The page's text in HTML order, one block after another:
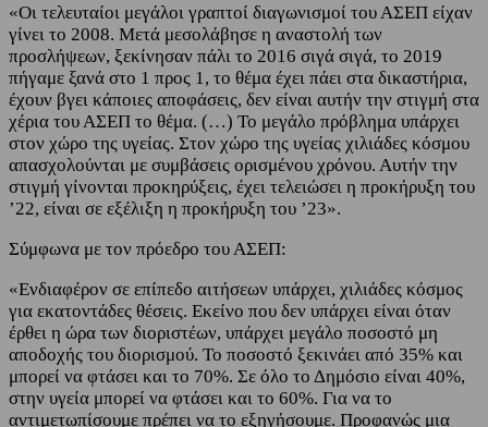
«Οι τελευταίοι μεγάλοι γραπτοί διαγωνισμοί του ΑΣΕΠ είχαν
γίνει το 2008. Μετά μεσολάβησε η αναστολή των
προσλήψεων, ξεκίνησαν πάλι το 2016 σιγά σιγά, το 2019
πήγαμε ξανά στο 1 προς 1, το θέμα έχει πάει στα δικαστήρια,
έχουν βγει κάποιες αποφάσεις, δεν είναι αυτήν την στιγμή στα
χέρια του ΑΣΕΠ το θέμα. (…) Το μεγάλο πρόβλημα υπάρχει
στον χώρο της υγείας. Στον χώρο της υγείας χιλιάδες κόσμου
απασχολούνται με συμβάσεις ορισμένου χρόνου. Αυτήν την
στιγμή γίνονται προκηρύξεις, έχει τελειώσει η προκήρυξη του
’22, είναι σε εξέλιξη η προκήρυξη του ’23».
Σύμφωνα με τον πρόεδρο του ΑΣΕΠ:
«Ενδιαφέρον σε επίπεδο αιτήσεων υπάρχει, χιλιάδες κόσμος
για εκατοντάδες θέσεις. Εκείνο που δεν υπάρχει είναι όταν
έρθει η ώρα των διοριστέων, υπάρχει μεγάλο ποσοστό μη
αποδοχής του διορισμού. Το ποσοστό ξεκινάει από 35% και
μπορεί να φτάσει και το 70%. Σε όλο το Δημόσιο είναι 40%,
στην υγεία μπορεί να φτάσει και το 60%. Για να το
αντιμετωπίσουμε πρέπει να το εξηγήσουμε. Προφανώς μια